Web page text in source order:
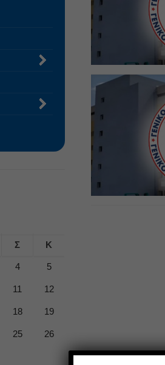
Σ Κ
4 5
11 12
18 19
25 26